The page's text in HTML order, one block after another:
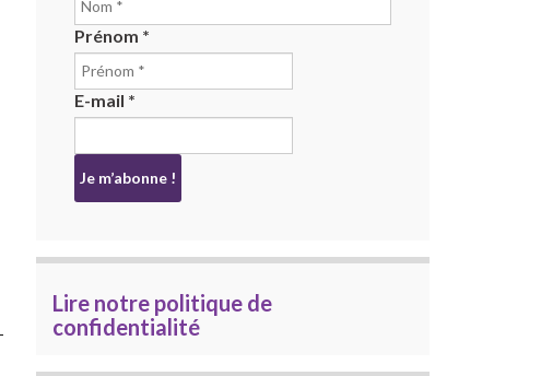
Prénom *
E-mail *
Lire notre politique de
confidentialité